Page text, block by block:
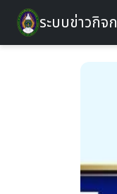
ระบบข่าวกิจ